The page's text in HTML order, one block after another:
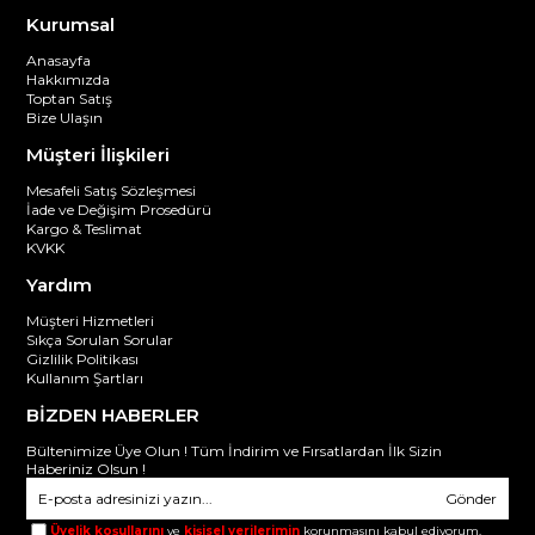
Kurumsal
Anasayfa
Hakkımızda
Toptan Satış
Bize Ulaşın
Müşteri İlişkileri
Mesafeli Satış Sözleşmesi
İade ve Değişim Prosedürü
Kargo & Teslimat
KVKK
Yardım
Müşteri Hizmetleri
Sıkça Sorulan Sorular
Gizlilik Politikası
Kullanım Şartları
BİZDEN HABERLER
Bültenimize Üye Olun ! Tüm İndirim ve Fırsatlardan İlk Sizin
Haberiniz Olsun !
Gönder
Üyelik koşullarını ve kişisel verilerimin korunmasını kabul ediyorum.